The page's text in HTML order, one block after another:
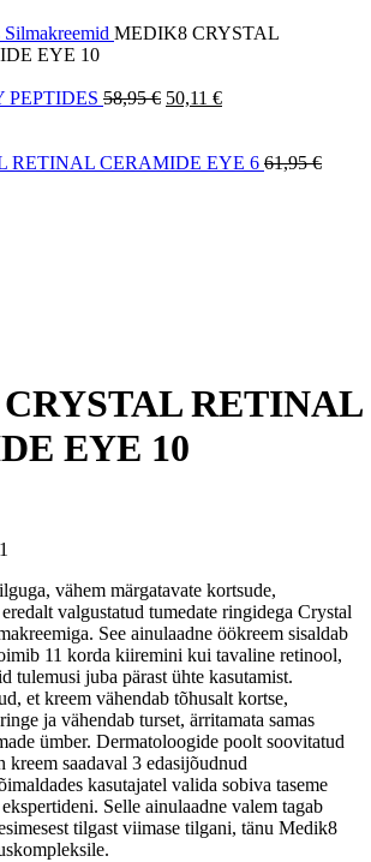
Silmakreemid MEDIK8 CRYSTAL
EYE 10
58,95€ Algne
58,95 €.
50,11 €Current
50,11 €.
RETINAL CERAMIDE EYE 6 61,95€Algne
RETINAL
EYE 10
vähem märgatavate kortsude,
valgustatud tumedate ringidega Crystal
See ainulaadne öökreem sisaldab
11 korda kiiremini kui tavaline retinool,
tulemusi juba pärast ühte kasutamist.
et kreem vähendab tõhusalt kortse,
ja vähendab turset, ärritamata samas
ümber. Dermatoloogide poolt soovitatud
kreem saadaval 3 edasijõudnud
kasutajatel valida sobiva taseme
Selle ainulaadne valem tagab
tilgast viimase tilgani, tänu Medik8